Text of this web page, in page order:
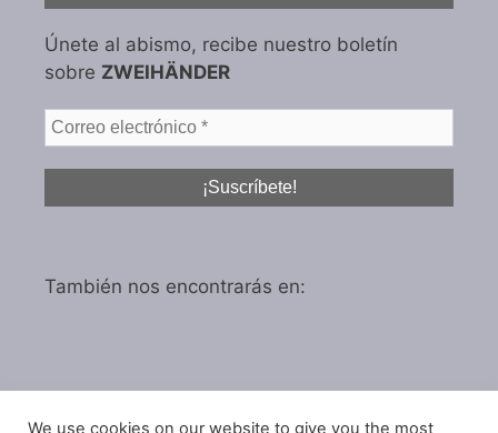
Únete al abismo, recibe nuestro boletín
sobre ZWEIHÄNDER
También nos encontrarás en:
We use cookies on our website to give you the most